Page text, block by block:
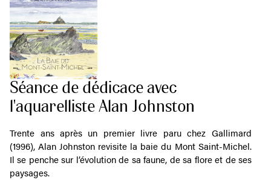
Séance de dédicace avec
l'aquarelliste Alan Johnston
Trente ans après un premier livre paru chez Gallimard
(1996), Alan Johnston revisite la baie du Mont Saint-Michel.
Il se penche sur l’évolution de sa faune, de sa flore et de ses
paysages.